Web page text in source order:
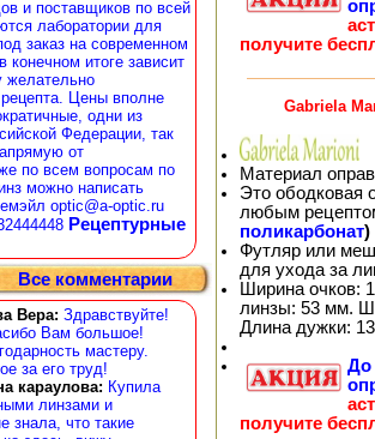
и поставщиков по всей
лаборатории для
заказ на современном
конечном итоге зависит
желательно
Цены вполне
одни из
Федерации, так
от
по всем вопросам по
можно написать
optic@a-optic.ru
Рецептурные
Все комментарии
Вера: Здравствуйте!
Вам большое!
мастеру.
за его труд!
караулова: Купила
линзами и
знала, что такие
получите
Gabriela
Материал
Это ободковая
любым
поликарбонат)
Футляр или
для ухода за
Ширина очков:
линзы: 53 мм.
Длина дужки:
До
получите